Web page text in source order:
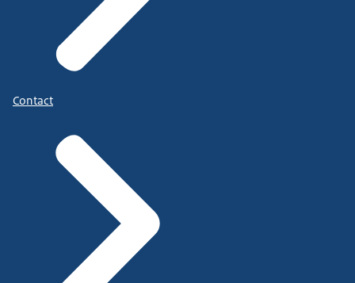
Contact